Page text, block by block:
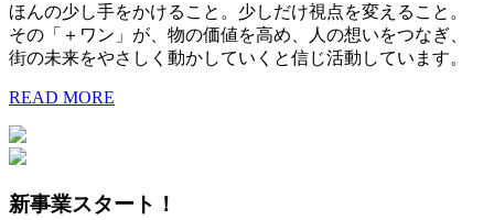
ほんの少し手をかけること。少しだけ視点を変えること。
その「＋ワン」が、物の価値を高め、人の想いをつなぎ、
街の未来をやさしく動かしていくと信じ活動しています。
READ MORE
新事業スタート！